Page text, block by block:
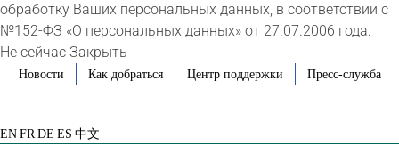
обработку Ваших персональных данных, в соответствии с
№152-ФЗ «О персональных данных» от 27.07.2006 года.
Не сейчас Закрыть
SkipНовости Как добраться Центр поддержки Пресс-служба
EN FR DE ES 中文